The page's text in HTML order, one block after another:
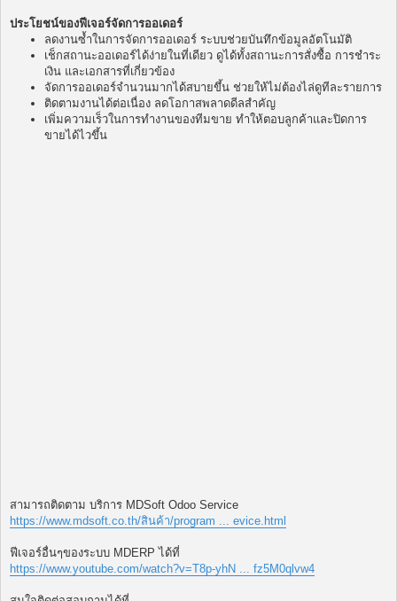
ประโยชน์ของฟีเจอร์จัดการออเดอร์
ลดงานซ้ำในการจัดการออเดอร์ ระบบช่วยบันทึกข้อมูลอัตโนมัติ
เช็กสถานะออเดอร์ได้ง่ายในที่เดียว ดูได้ทั้งสถานะการสั่งซื้อ การชำระ
เงิน และเอกสารที่เกี่ยวข้อง
จัดการออเดอร์จำนวนมากได้สบายขึ้น ช่วยให้ไม่ต้องไล่ดูทีละรายการ
ติดตามงานได้ต่อเนื่อง ลดโอกาสพลาดดีลสำคัญ
เพิ่มความเร็วในการทำงานของทีมขาย ทำให้ตอบลูกค้าและปิดการ
ขายได้ไวขึ้น
สามารถติดตาม บริการ MDSoft Odoo Service
https://www.mdsoft.co.th/สินค้า/program ... evice.html
ฟีเจอร์อื่นๆของระบบ MDERP ได้ที่
https://www.youtube.com/watch?v=T8p-yhN ... fz5M0qlvw4